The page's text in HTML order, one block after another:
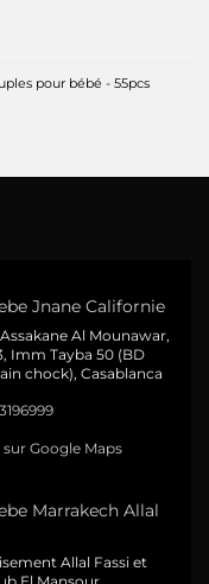
pour bébé - 55pcs
Jnane Californie
Assakane Al Mounawar,
Imm Tayba 50 (BD
chock), Casablanca
sur Google Maps
Marrakech Allal
Allal Fassi et